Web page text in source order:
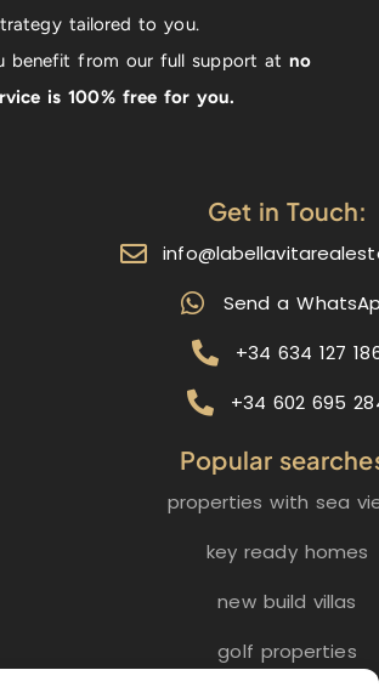
tailored to you.
benefit from our full support at no
is 100% free for you.
Get in Touch:
Send a
+34 634 127
+34 602 695
Popular
properties with sea
key ready homes
new build villas
golf properties